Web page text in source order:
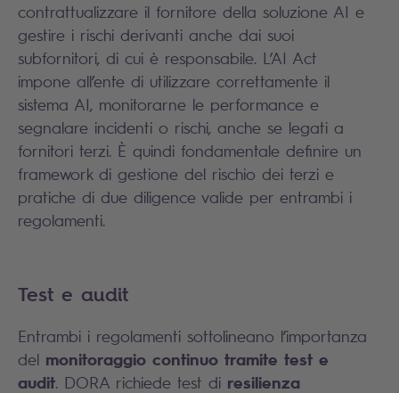
contrattualizzare il fornitore della soluzione AI e
gestire i rischi derivanti anche dai suoi
subfornitori, di cui è responsabile. L’AI Act
impone all’ente di utilizzare correttamente il
sistema AI, monitorarne le performance e
segnalare incidenti o rischi, anche se legati a
fornitori terzi. È quindi fondamentale definire un
framework di gestione del rischio dei terzi e
pratiche di due diligence valide per entrambi i
regolamenti.
Test e audit
Entrambi i regolamenti sottolineano l’importanza
del monitoraggio continuo tramite test e
audit. DORA richiede test di resilienza